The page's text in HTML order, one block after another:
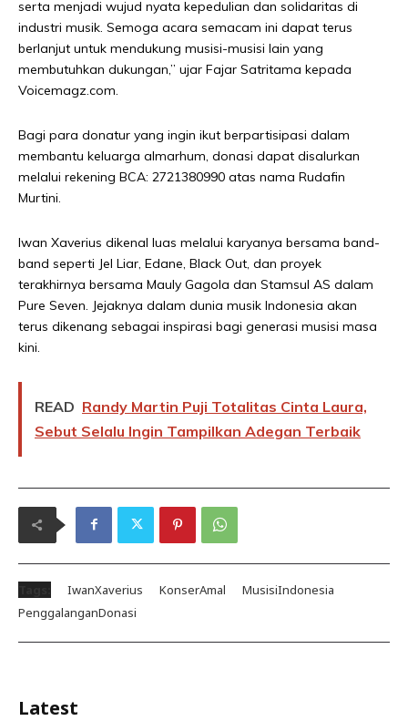
serta menjadi wujud nyata kepedulian dan solidaritas di
industri musik. Semoga acara semacam ini dapat terus
berlanjut untuk mendukung musisi-musisi lain yang
membutuhkan dukungan,” ujar Fajar Satritama kepada
Voicemagz.com.
Bagi para donatur yang ingin ikut berpartisipasi dalam
membantu keluarga almarhum, donasi dapat disalurkan
melalui rekening BCA: 2721380990 atas nama Rudafin
Murtini.
Iwan Xaverius dikenal luas melalui karyanya bersama band-
band seperti Jel Liar, Edane, Black Out, dan proyek
terakhirnya bersama Mauly Gagola dan Stamsul AS dalam
Pure Seven. Jejaknya dalam dunia musik Indonesia akan
terus dikenang sebagai inspirasi bagi generasi musisi masa
kini.
READ Randy Martin Puji Totalitas Cinta Laura,
Sebut Selalu Ingin Tampilkan Adegan Terbaik
IwanXaverius KonserAmal
MusisiIndonesia
PenggalanganDonasi
Latest